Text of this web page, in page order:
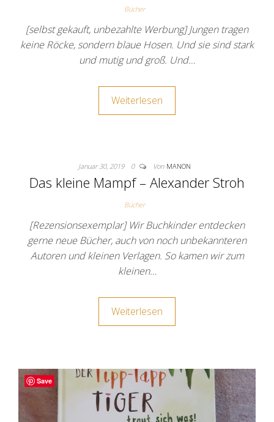
Bücher
[selbst gekauft, unbezahlte Werbung] Jungen tragen
keine Röcke, sondern blaue Hosen. Und sie sind stark
und mutig und groß. Und…
Weiterlesen
Januar 30, 2019 0 Von MANON
Das kleine Mampf – Alexander Stroh
Bücher
[Rezensionsexemplar] Wir Buchkinder entdecken
gerne neue Bücher, auch von noch unbekannteren
Autoren und kleinen Verlagen. So kamen wir zum
kleinen…
Weiterlesen
Save